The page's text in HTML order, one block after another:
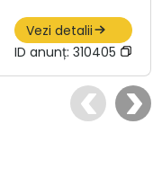
Vezi detalii
ID anunț: 310405